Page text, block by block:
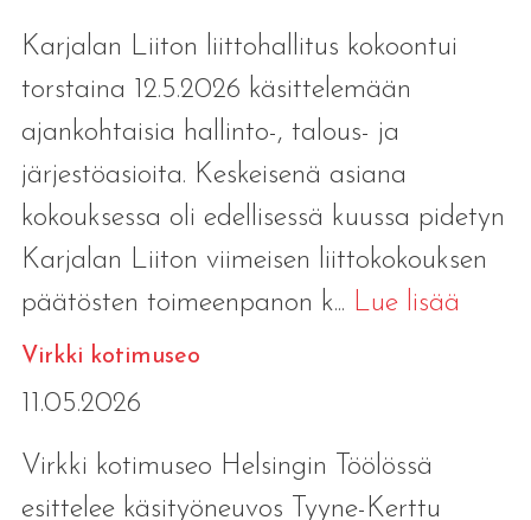
Karjalan Liiton liittohallitus kokoontui
torstaina 12.5.2026 käsittelemään
ajankohtaisia hallinto-, talous- ja
järjestöasioita. Keskeisenä asiana
kokouksessa oli edellisessä kuussa pidetyn
Karjalan Liiton viimeisen liittokokouksen
päätösten toimeenpanon k... Lue lisää
Virkki kotimuseo
11.05.2026
Virkki kotimuseo Helsingin Töölössä
esittelee käsityöneuvos Tyyne-Kerttu